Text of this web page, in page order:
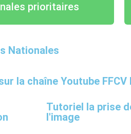
prioritaires
Nationales
la chaîne Youtube FFCV
Tutoriel la prise
l'image